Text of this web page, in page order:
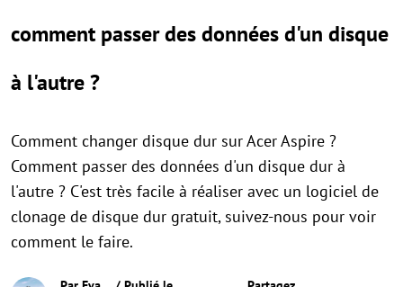
comment passer des données d'un disque
à l'autre ?
Comment changer disque dur sur Acer Aspire ?
Comment passer des données d'un disque dur à
l'autre ? C'est très facile à réaliser avec un logiciel de
clonage de disque dur gratuit, suivez-nous pour voir
comment le faire.